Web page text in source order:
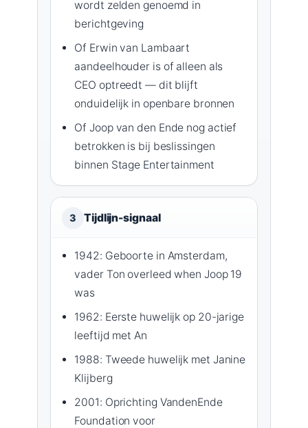
wordt zelden genoemd in
berichtgeving
Of Erwin van Lambaart
aandeelhouder is of alleen als
CEO optreedt — dit blijft
onduidelijk in openbare bronnen
Of Joop van den Ende nog actief
betrokken is bij beslissingen
binnen Stage Entertainment
3 Tijdlijn-signaal
1942: Geboorte in Amsterdam,
vader Ton overleed when Joop 19
was
1962: Eerste huwelijk op 20-jarige
leeftijd met An
1988: Tweede huwelijk met Janine
Klijberg
2001: Oprichting VandenEnde
Foundation voor